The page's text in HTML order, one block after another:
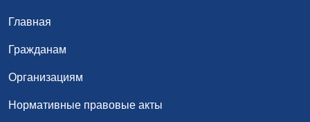
Главная
Гражданам
Организациям
Нормативные правовые акты